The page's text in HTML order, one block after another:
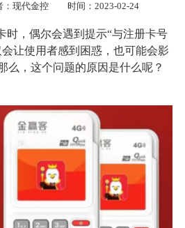
：现代金控 时间：2023-02-24
时，偶尔会遇到提示“与注册卡号
让使用者感到困惑，也可能会影
么，这个问题的原因是什么呢？